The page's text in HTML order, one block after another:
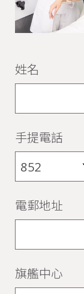
姓名
手提電話
電郵地址
旗艦中心